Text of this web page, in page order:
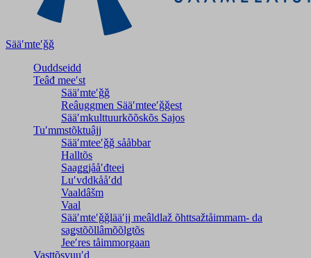
Sääʹmteʹǧǧ
Ouddseidd
Teâđ meeʹst
Sääʹmteʹǧǧ
Reâuggmen Sääʹmteeʹǧǧest
Sääʹmkulttuurkõõskõs Sajos
Tuʹmmstõktuâjj
Sääʹmteeʹǧǧ sååbbar
Halltõs
Saaǥǥjååʹđteei
Luʹvddkååʹdd
Vaaldâšm
Vaal
Sääʹmteʹǧǧlääʹjj meâldlaž õhttsažtåimmam- da
saǥstõõllâmõõlǥtõs
Jeeʹres tåimmorgaan
Vasttõsvuuʹd